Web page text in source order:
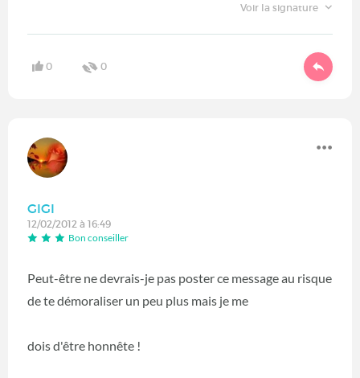
Voir la signature
0 0
GIGI
12/02/2012 à 16:49
Bon conseiller
Peut-être ne devrais-je pas poster ce message au risque
de te démoraliser un peu plus mais je me
dois d'être honnête !